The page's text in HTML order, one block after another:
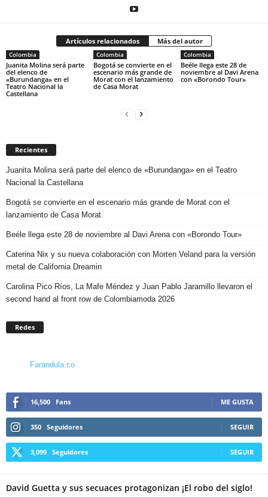
Artículos relacionados Más del autor
Colombia
Juanita Molina será parte
del elenco de
«Burundanga» en el
Teatro Nacional la
Castellana
Colombia
Bogotá se convierte en el
escenario más grande de
Morat con el lanzamiento
de Casa Morat
Colombia
Beéle llega este 28 de
noviembre al Davi Arena
con «Borondo Tour»
Recientes
Juanita Molina será parte del elenco de «Burundanga» en el Teatro
Nacional la Castellana
Bogotá se convierte en el escenario más grande de Morat con el
lanzamiento de Casa Morat
Beéle llega este 28 de noviembre al Davi Arena con «Borondo Tour»
Caterina Nix y su nueva colaboración con Morten Veland para la versión
metal de California Dreamin
Carolina Pico Ríos, La Mafe Méndez y Juan Pablo Jaramillo llevaron el
second hand al front row de Colombiamoda 2026
Redes
Farandula.co
16,500 Fans ME GUSTA
350 Seguidores SEGUIR
3,099 Seguidores SEGUIR
David Guetta y sus secuaces protagonizan ¡El robo del siglo!